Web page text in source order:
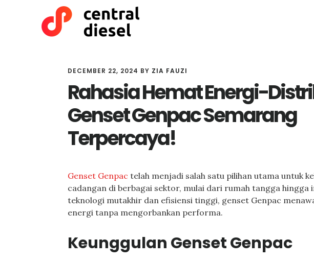
DECEMBER 22, 2024 BY ZIA FAUZI
Rahasia Hemat Energi-
Genset Genpac Semarang
Terpercaya!
Genset Genpac telah menjadi salah satu pilihan utama untuk
cadangan di berbagai sektor, mulai dari rumah tangga hingga
teknologi mutakhir dan efisiensi tinggi, genset Genpac
energi tanpa mengorbankan performa.
Keunggulan Genset Genpac